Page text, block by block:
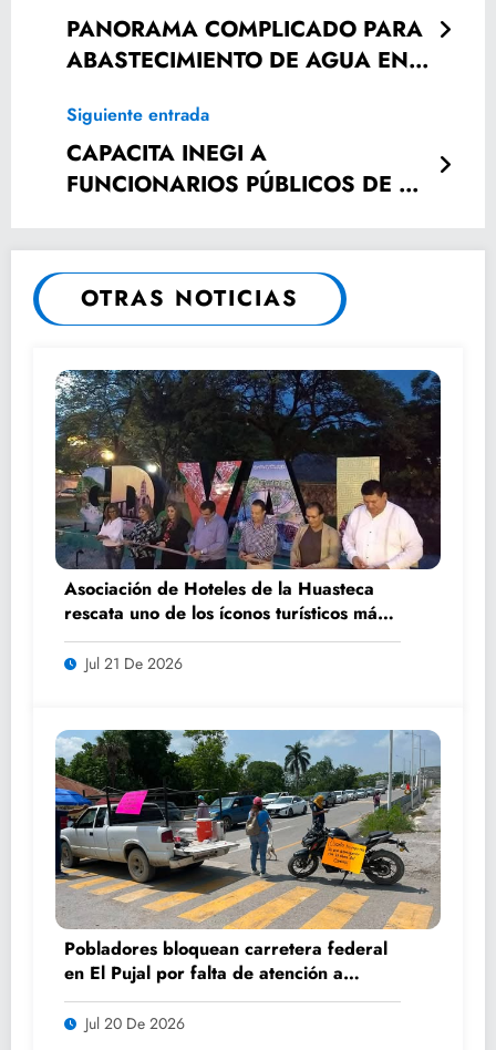
PANORAMA COMPLICADO PARA
ABASTECIMIENTO DE AGUA EN
Siguiente entrada
CAPACITA INEGI A
FUNCIONARIOS PÚBLICOS DE LA
OTRAS NOTICIAS
Asociación de Hoteles de la Huasteca
rescata uno de los íconos turísticos más
fotografiados de Ciudad Valles
Jul 21 De 2026
Pobladores bloquean carretera federal
en El Pujal por falta de atención a
caminos
Jul 20 De 2026